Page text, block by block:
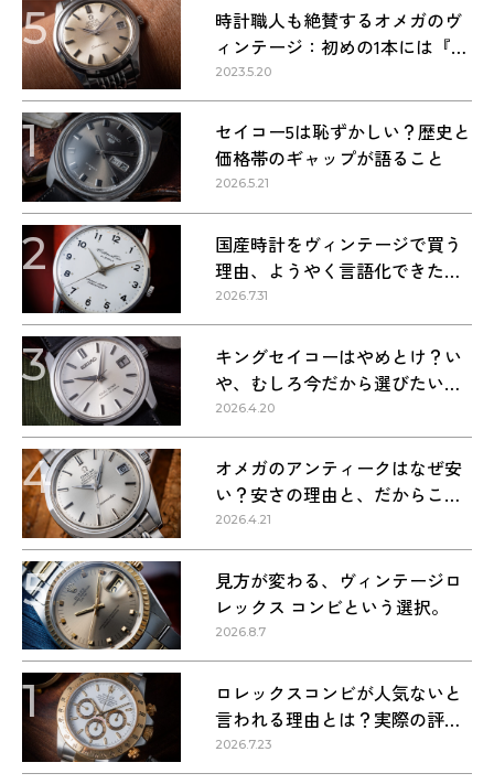
5
時計職人も絶賛するオメガのヴ
ィンテージ：初めの1本には『シ
ーマスター』を選ぶべき理由
2023.5.20
1
セイコー5は恥ずかしい？歴史と
価格帯のギャップが語ること
2026.5.21
2
国産時計をヴィンテージで買う
理由、ようやく言語化できた気
がする
2026.7.31
3
キングセイコーはやめとけ？い
や、むしろ今だから選びたい理
由
2026.4.20
4
オメガのアンティークはなぜ安
い？安さの理由と、だからこそ
狙い目な理由
2026.4.21
5
見方が変わる、ヴィンテージロ
レックス コンビという選択。
2026.8.7
1
ロレックスコンビが人気ないと
言われる理由とは？実際の評価
を解説
2026.7.23